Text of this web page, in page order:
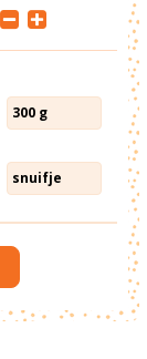
300 g
snuifje